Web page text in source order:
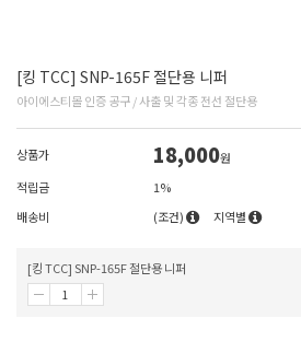
[킹 TCC] SNP-165F 절단용 니퍼
아이에스티몰 인증 공구 / 사출 및 각종 전선 절단용
상품가 18,000원
적립금
1%
배송비
(조건) 지역별
[킹 TCC] SNP-165F 절단용 니퍼